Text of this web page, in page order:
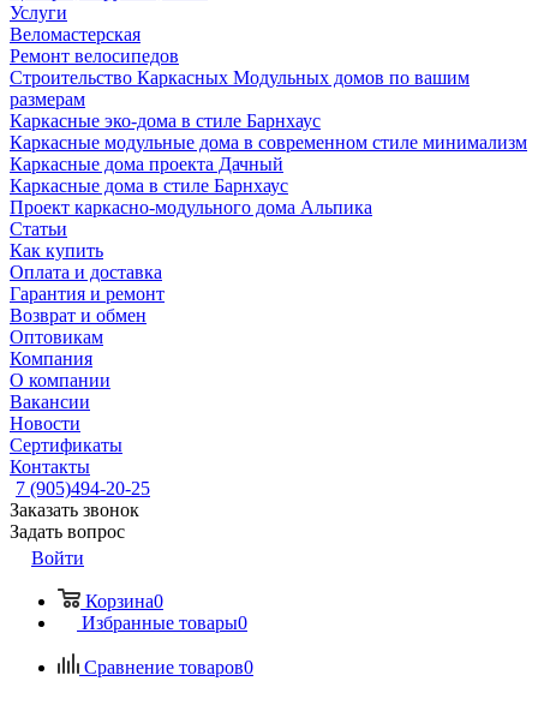
Услуги
Веломастерская
Ремонт велосипедов
Строительство Каркасных Модульных домов по вашим
размерам
Каркасные эко-дома в стиле Барнхаус
Каркасные модульные дома в современном стиле минимализм
Каркасные дома проекта Дачный
Каркасные дома в стиле Барнхаус
Проект каркасно-модульного дома Альпика
Статьи
Как купить
Оплата и доставка
Гарантия и ремонт
Возврат и обмен
Оптовикам
Компания
О компании
Вакансии
Новости
Сертификаты
Контакты
7 (905)494-20-25
Заказать звонок
Задать вопрос
Войти
Корзина0
Избранные товары0
Сравнение товаров0